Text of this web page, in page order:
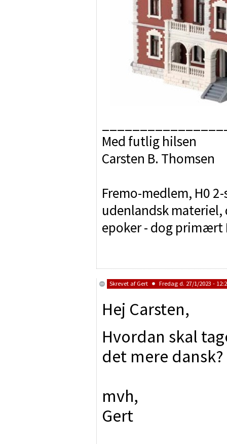
Med futlig hilsen
Carsten B. Thomsen
Fremo-medlem, H0
udenlandsk
epoker - dog primært
Skrevet af Gert Fredag d. 27/1/2023 -
Hej Carsten,
Hvordan skal
det mere dansk?
mvh,
Gert